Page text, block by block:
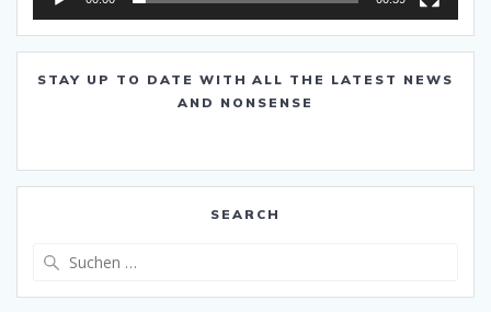
STAY UP TO DATE WITH ALL THE LATEST NEWS
AND NONSENSE
SEARCH